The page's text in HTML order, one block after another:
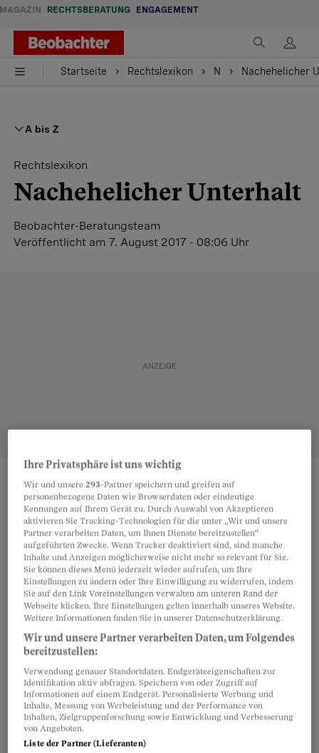
MAGAZIN RECHTSBERATUNG ENGAGEMENT
Startseite Rechtslexikon N Nachehelicher
A bis Z
Rechtslexikon
Nachehelicher Unterhalt
Beobachter-Beratungsteam
Veröffentlicht am 7. August 2017 - 08:06 Uhr
Teilen Merken
Artikel teilen
Darunter versteht man Zahlungen, die ein
Ehegatte dem anderennach der Scheidung
leisten muss. Man nennt sie auch
Scheidungsalimente. Dies ist der Fall, wenn die
Aufgabenverteilungwährend der Ehedazu
führt, dass es einem Ehegatten nach der
Scheidung nicht zumutbar ist, für seinen
Unterhalt aus eigenen Mitteln aufzukommen.
Bis er die wirtschaftliche Selbständigkeit
wiedergewinnen kann, hat ihm der andere
Ehegatte grundsätzlich angemessenen
Ihre Privatsphäre ist uns wichtig
Wir und unsere293-Partner speichern und greifen auf
personenbezogene Daten wie Browserdaten oder eindeutige
Kennungen auf Ihrem Gerät zu. Durch Auswahl von Akzeptieren
aktivieren Sie Tracking-Technologien für die unter „Wir und unsere
Partner verarbeiten Daten, um Ihnen Dienste bereitzustellen“
aufgeführten Zwecke. Wenn Tracker deaktiviert sind, sind manche
Inhalte und Anzeigen möglicherweise nicht mehr so relevant für Sie.
Sie können dieses Menü jederzeit wieder aufrufen, um Ihre
Einstellungen zu ändern oder Ihre Einwilligung zu widerrufen, indem
Sie auf den Link Voreinstellungen verwalten am unteren Rand der
Webseite klicken. Ihre Einstellungen gelten innerhalb unseres Website.
Weitere Informationen finden Sie in unserer Datenschutzerklärung.
Wir und unsere Partner verarbeiten Daten, um Folgendes
bereitzustellen:
Verwendung genauer Standortdaten. Endgeräteeigenschaften zur
Identifikation aktiv abfragen. Speichern von oder Zugriff auf
Informationen auf einem Endgerät. Personalisierte Werbung und
Inhalte, Messung von Werbeleistung und der Performance von
Inhalten, Zielgruppenforschung sowie Entwicklung und Verbesserung
von Angeboten.
Liste der Partner (Lieferanten)